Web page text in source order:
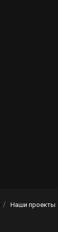
Наши проекты